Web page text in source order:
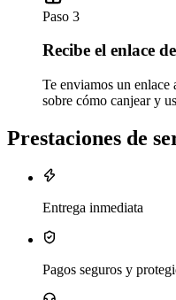
Paso 3
Recibe el enlace
Te enviamos un enlace
sobre cómo canjear y
Prestaciones de
Entrega inmediata
Pagos seguros y